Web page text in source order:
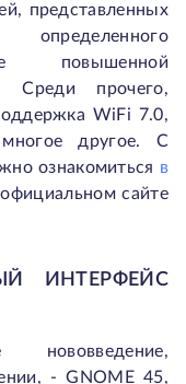
представленных
повышенной
Среди прочего,
WiFi 7.0,
другое. С
ознакомиться в
сайте
ИНТЕРФЕЙС
- GNOME 45,